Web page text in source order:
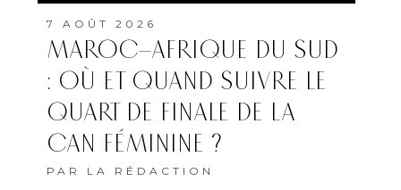
7 AOÛT 2026
MAROC–AFRIQUE DU SUD
: OÙ ET QUAND SUIVRE LE
QUART DE FINALE DE LA
CAN FÉMININE ?
PAR LA RÉDACTION